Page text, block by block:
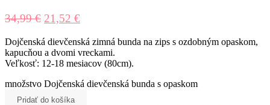
34,99€ 21,52 €
Dojčenská dievčenská zimná bunda na zips s ozdobným opaskom,
kapucňou a dvomi vreckami.
Veľkosť: 12-18 mesiacov (80cm).
množstvo Dojčenská dievčenská bunda s opaskom
Pridať do košíka